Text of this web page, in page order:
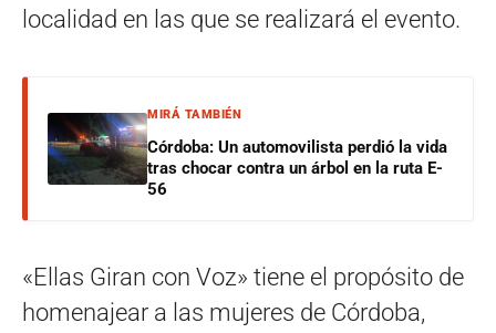
localidad en las que se realizará el evento.
MIRÁ TAMBIÉN
Córdoba: Un automovilista perdió la vida
tras chocar contra un árbol en la ruta E-
56
«Ellas Giran con Voz» tiene el propósito de
homenajear a las mujeres de Córdoba,